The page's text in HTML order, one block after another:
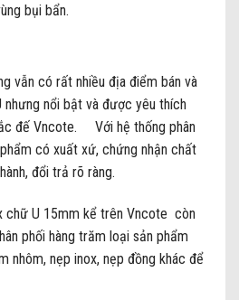
bụi bẩn.
vẫn có rất nhiều địa điểm bán và
nhưng nổi bật và được yêu thích
đế Vncote. Với hệ thống phân
có xuất xứ, chứng nhận chất
đổi trả rõ ràng.
chữ U 15mm kể trên Vncote còn
phối hàng trăm loại sản phẩm
nhôm, nẹp inox, nẹp đồng khác để